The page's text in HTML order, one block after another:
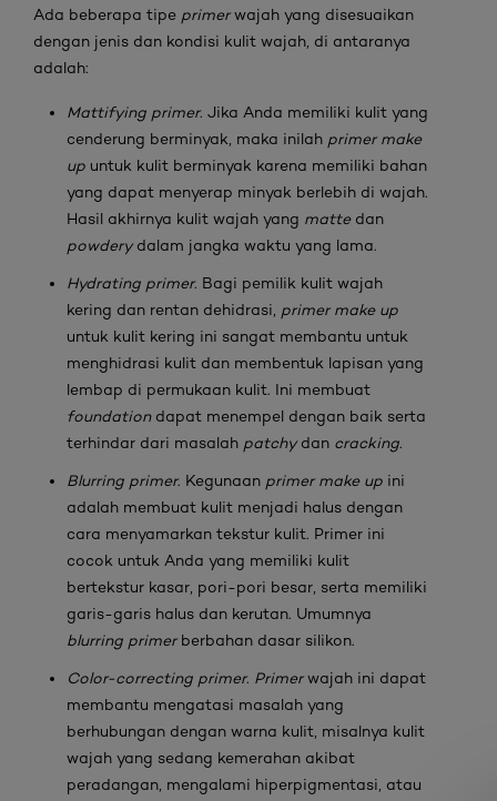
Ada beberapa tipe primerwajah yang disesuaikan
dengan jenis dan kondisi kulit wajah, di antaranya
adalah:
Mattifying primer. Jika Anda memiliki kulit yang
cenderung berminyak, maka inilah primer make
up untuk kulit berminyak karena memiliki bahan
yang dapat menyerap minyak berlebih di wajah.
Hasil akhirnya kulit wajah yang mattedan
powderydalam jangka waktu yang lama.
Hydrating primer. Bagi pemilik kulit wajah
kering dan rentan dehidrasi, primer make up
untuk kulit kering ini sangat membantu untuk
menghidrasi kulit dan membentuk lapisan yang
lembap di permukaan kulit. Ini membuat
foundationdapat menempel dengan baik serta
terhindar dari masalah patchydan cracking.
Blurring primer. Kegunaan primer make up ini
adalah membuat kulit menjadi halus dengan
cara menyamarkan tekstur kulit. Primer ini
cocok untuk Anda yang memiliki kulit
bertekstur kasar, pori-pori besar, serta memiliki
garis-garis halus dan kerutan. Umumnya
blurring primerberbahan dasar silikon.
Color-correcting primer. Primerwajah ini dapat
membantu mengatasi masalah yang
berhubungan dengan warna kulit, misalnya kulit
wajah yang sedang kemerahan akibat
peradangan, mengalami hiperpigmentasi, atau